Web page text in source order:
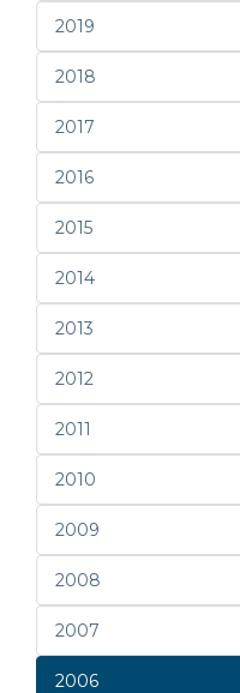
2019
2018
2017
2016
2015
2014
2013
2012
2011
2010
2009
2008
2007
2006